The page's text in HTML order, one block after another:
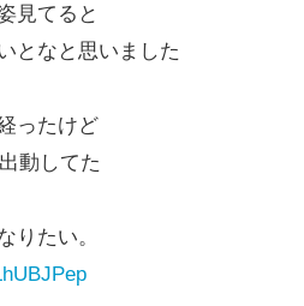
見てると
となと思いました
ったけど
動してた
りたい。